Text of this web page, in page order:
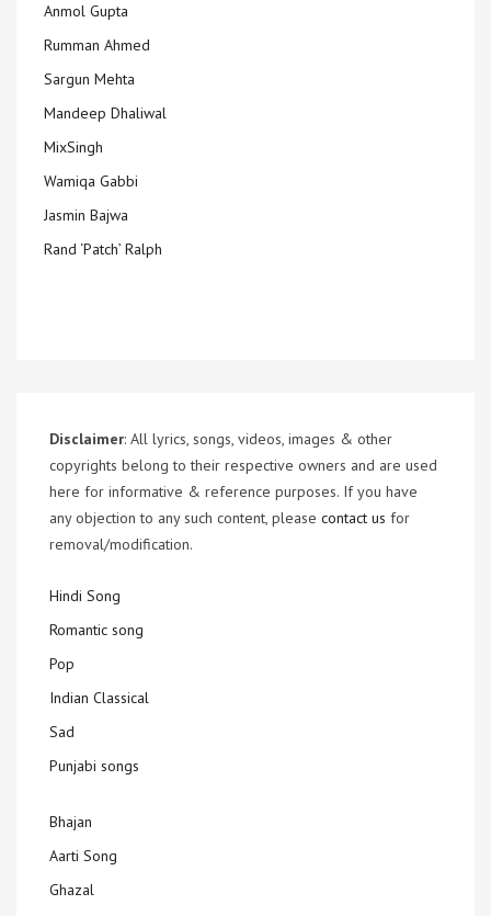
Anmol Gupta
Rumman Ahmed
Sargun Mehta
Mandeep Dhaliwal
MixSingh
Wamiqa Gabbi
Jasmin Bajwa
Rand ‘Patch’ Ralph
Disclaimer: All lyrics, songs, videos, images & other
copyrights belong to their respective owners and are used
here for informative & reference purposes. If you have
any objection to any such content, please contact us for
removal/modification.
Hindi Song
Romantic song
Pop
Indian Classical
Sad
Punjabi songs
Bhajan
Aarti Song
Ghazal